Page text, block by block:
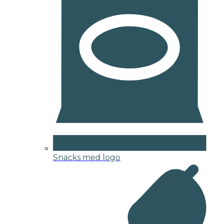
Snacks med logo